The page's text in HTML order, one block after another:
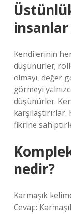
insanlar
Kendilerinin
düşünürler;
olmayı, değer
görmeyi
düşünürler.
fikrine
nedir?
Karmaşık
Cevap: